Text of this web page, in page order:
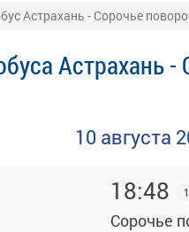
Астрахань - Сорочье
Астрахань -
10 августа
18:48
Сорочье